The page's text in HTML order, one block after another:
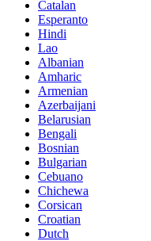
Catalan
Esperanto
Hindi
Lao
Albanian
Amharic
Armenian
Azerbaijani
Belarusian
Bengali
Bosnian
Bulgarian
Cebuano
Chichewa
Corsican
Croatian
Dutch